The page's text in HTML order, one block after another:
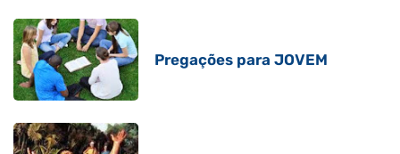
Pregações para JOVEM